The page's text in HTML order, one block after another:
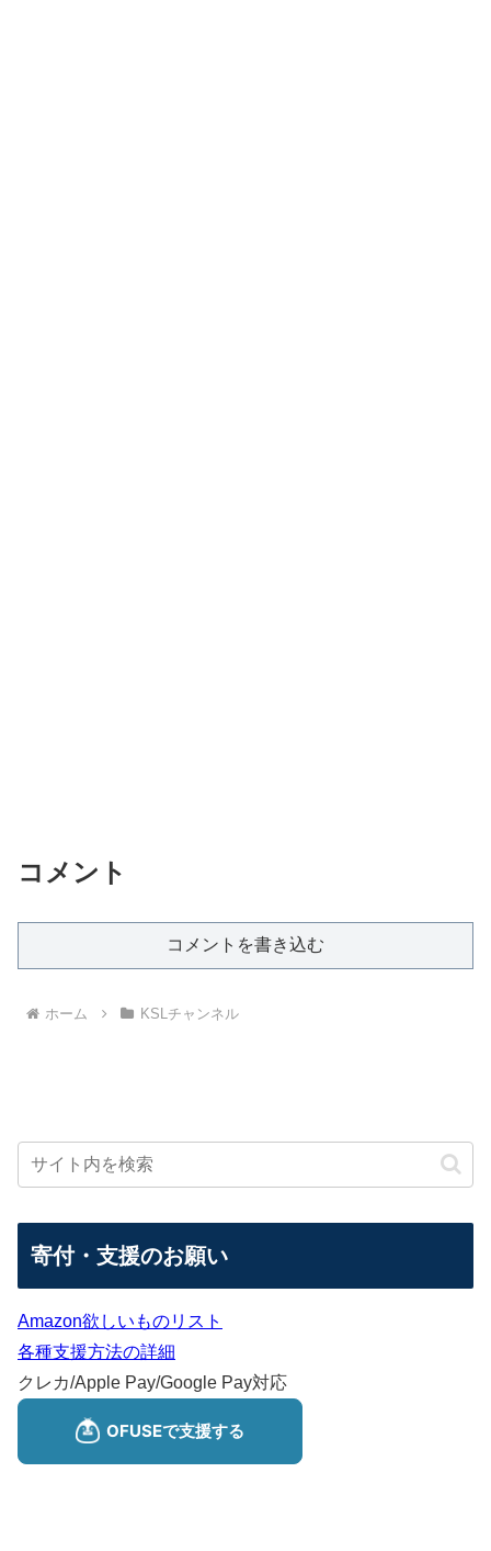
コメント
コメントを書き込む
ホーム KSLチャンネル
寄付・支援のお願い
Amazon欲しいものリスト
各種支援方法の詳細
クレカ/Apple Pay/Google Pay対応